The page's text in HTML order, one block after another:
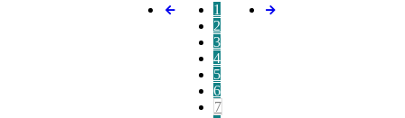
1
2
3
4
5
6
7